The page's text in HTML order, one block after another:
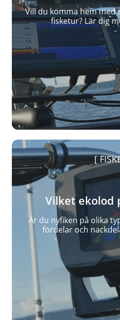
Vill du komma hem med
fisketur? Lär dig
Vilket ekolod
Är du nyfiken på olika
fördelar och